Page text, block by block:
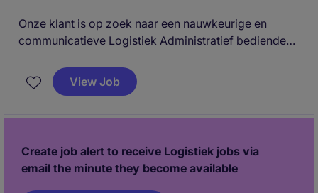
Onze klant is op zoek naar een nauwkeurige en
communicatieve Logistiek Administratief bediende
opvolging van transportactiviteiten. Je zorgt voor
een vlotte flow tussen chauffeurs, magazijn en
View Job
Create job alert to receive Logistiek jobs via
email the minute they become available